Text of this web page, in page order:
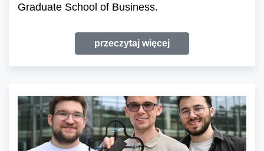
Graduate School of Business.
przeczytaj więcej